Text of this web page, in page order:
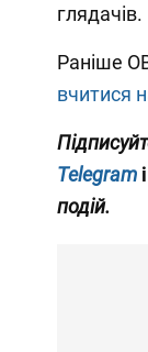
глядачів.
Раніше
вчитися
Telegram і
подій.